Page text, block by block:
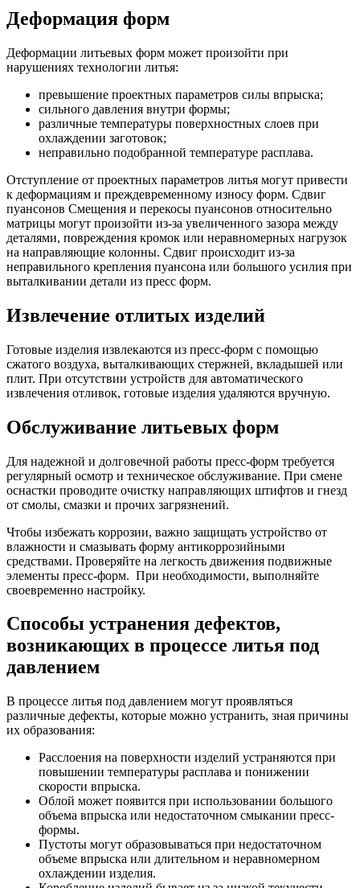
Деформация форм
Деформации литьевых форм может произойти при
нарушениях технологии литья:
превышение проектных параметров силы впрыска;
сильного давления внутри формы;
различные температуры поверхностных слоев при
охлаждении заготовок;
неправильно подобранной температуре расплава.
Отступление от проектных параметров литья могут привести
к деформациям и преждевременному износу форм. Сдвиг
пуансонов Смещения и перекосы пуансонов относительно
матрицы могут произойти из-за увеличенного зазора между
деталями, повреждения кромок или неравномерных нагрузок
на направляющие колонны. Сдвиг происходит из-за
неправильного крепления пуансона или большого усилия при
выталкивании детали из пресс форм.
Извлечение отлитых изделий
Готовые изделия извлекаются из пресс-форм с помощью
сжатого воздуха, выталкивающих стержней, вкладышей или
плит. При отсутствии устройств для автоматического
извлечения отливок, готовые изделия удаляются вручную.
Обслуживание литьевых форм
Для надежной и долговечной работы пресс-форм требуется
регулярный осмотр и техническое обслуживание. При смене
оснастки проводите очистку направляющих штифтов и гнезд
от смолы, смазки и прочих загрязнений.
Чтобы избежать коррозии, важно защищать устройство от
влажности и смазывать форму антикоррозийными
средствами. Проверяйте на легкость движения подвижные
элементы пресс-форм. При необходимости, выполняйте
своевременно настройку.
Способы устранения дефектов,
возникающих в процессе литья под
давлением
В процессе литья под давлением могут проявляться
различные дефекты, которые можно устранить, зная причины
их образования:
Расслоения на поверхности изделий устраняются при
повышении температуры расплава и понижении
скорости впрыска.
Облой может появится при использовании большого
объема впрыска или недостаточном смыкании пресс-
формы.
Пустоты могут образовываться при недостаточном
объеме впрыска или длительном и неравномерном
охлаждении изделия.